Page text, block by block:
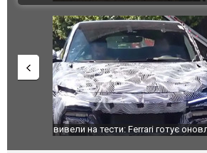
Вийшов трейлер нової